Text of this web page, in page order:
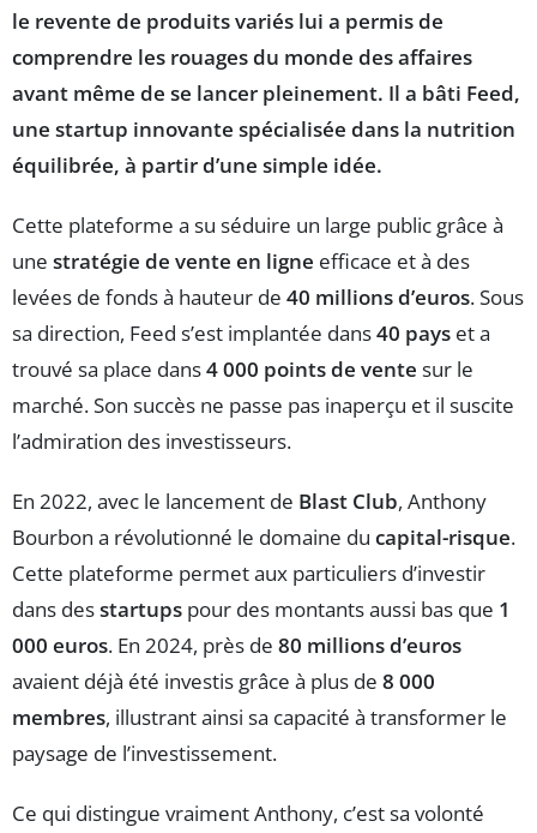
le revente de produits variés lui a permis de
comprendre les rouages du monde des affaires
avant même de se lancer pleinement. Il a bâti Feed,
une startup innovante spécialisée dans la nutrition
équilibrée, à partir d’une simple idée.
Cette plateforme a su séduire un large public grâce à
une stratégie de vente en ligne efficace et à des
levées de fonds à hauteur de 40 millions d’euros. Sous
sa direction, Feed s’est implantée dans40 pays et a
trouvé sa place dans4 000 points de vente sur le
marché. Son succès ne passe pas inaperçu et il suscite
l’admiration des investisseurs.
En 2022, avec le lancement de Blast Club, Anthony
Bourbon a révolutionné le domaine du capital-risque.
Cette plateforme permet aux particuliers d’investir
dans desstartups pour des montants aussi bas que 1
000 euros. En 2024, près de 80 millions d’euros
avaient déjà été investis grâce à plus de 8 000
membres, illustrant ainsi sa capacité à transformer le
paysage de l’investissement.
Ce qui distingue vraiment Anthony, c’est sa volonté